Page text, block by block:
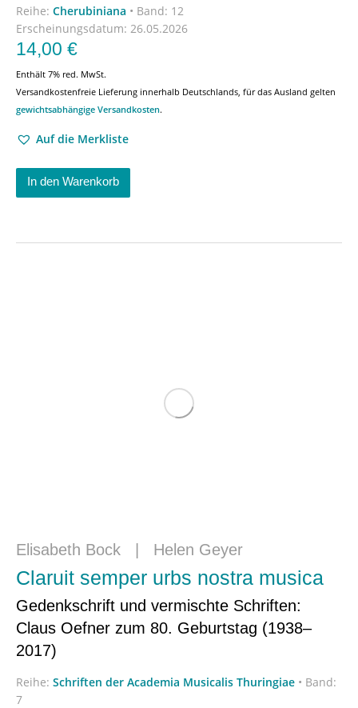
Reihe: Cherubiniana • Band: 12
Erscheinungsdatum: 26.05.2026
14,00 €
Enthält 7% red. MwSt.
Versandkostenfreie Lieferung innerhalb Deutschlands, für das Ausland gelten
gewichtsabhängige Versandkosten.
Auf die Merkliste
In den Warenkorb
Elisabeth Bock Helen Geyer
Claruit semper urbs nostra musica
Gedenkschrift und vermischte Schriften:
Claus Oefner zum 80. Geburtstag (1938–
2017)
Reihe: Schriften der Academia Musicalis Thuringiae • Band:
7